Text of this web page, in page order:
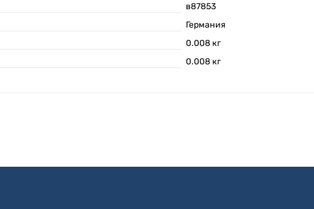
в87853
Германия
0.008 кг
0.008 кг